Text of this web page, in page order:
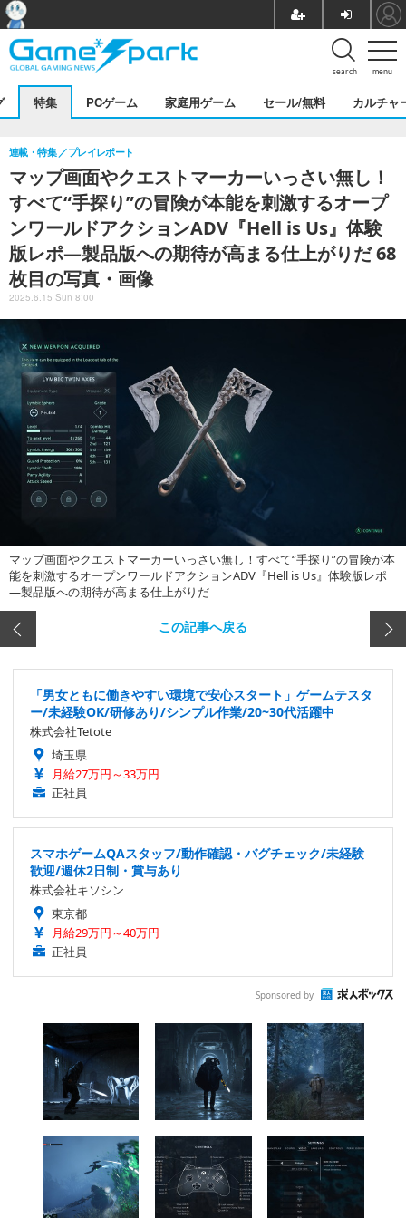
menu
search
特集 PCゲーム 家庭用ゲーム セール/無料 カルチャ
マップ画面やクエストマーカーいっさい無し！
すべて“手探り”の冒険が本能を刺激するオープ
ンワールドアクションADV『Hell is Us』体験
版レポ―製品版への期待が高まる仕上がりだ 68
枚目の写真・画像
連載・特集 プレイレポート
2025.6.15 Sun 8:00
マップ画面やクエストマーカーいっさい無し！すべて“手探り”の冒険が本
能を刺激するオープンワールドアクションADV『Hell is Us』体験版レポ
―製品版への期待が高まる仕上がりだ
この記事へ戻る
「男女ともに働きやすい環境で安心スタート」ゲームテスタ
ー/未経験OK/研修あり/シンプル作業/20~30代活躍中
株式会社Tetote
埼玉県
月給27万円～33万円
正社員
スマホゲームQAスタッフ/動作確認・バグチェック/未経験
歓迎/週休2日制・賞与あり
株式会社キソシン
東京都
月給29万円～40万円
正社員
Sponsored by